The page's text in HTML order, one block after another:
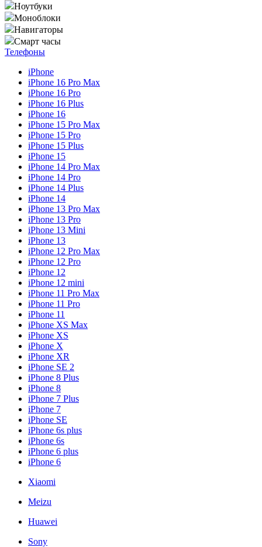
Ноутбуки
Моноблоки
Навигаторы
Смарт часы
Телефоны
iPhone
iPhone 16 Pro Max
iPhone 16 Pro
iPhone 16 Plus
iPhone 16
iPhone 15 Pro Max
iPhone 15 Pro
iPhone 15 Plus
iPhone 15
iPhone 14 Pro Max
iPhone 14 Pro
iPhone 14 Plus
iPhone 14
iPhone 13 Pro Max
iPhone 13 Pro
iPhone 13 Mini
iPhone 13
iPhone 12 Pro Max
iPhone 12 Pro
iPhone 12
iPhone 12 mini
iPhone 11 Pro Max
iPhone 11 Pro
iPhone 11
iPhone XS Max
iPhone XS
iPhone X
iPhone XR
iPhone SE 2
iPhone 8 Plus
iPhone 8
iPhone 7 Plus
iPhone 7
iPhone SE
iPhone 6s plus
iPhone 6s
iPhone 6 plus
iPhone 6
Xiaomi
Meizu
Huawei
Sony